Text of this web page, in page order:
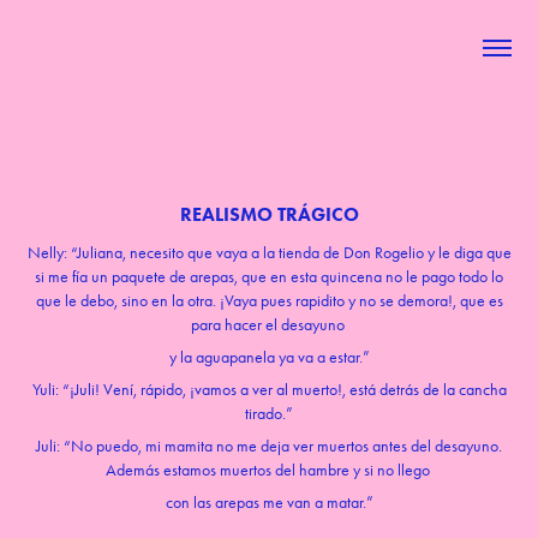
REALISMO TRÁGICO
Nelly: “Juliana, necesito que vaya a la tienda de Don Rogelio y le diga que
si me fía un paquete de arepas, que en esta quincena no le pago todo lo
que le debo, sino en la otra. ¡Vaya pues rapidito y no se demora!, que es
para hacer el desayuno
y la aguapanela ya va a estar.”
Yuli: “¡Juli! Vení, rápido, ¡vamos a ver al muerto!, está detrás de la cancha
tirado.”
Juli: “No puedo, mi mamita no me deja ver muertos antes del desayuno.
Además estamos muertos del hambre y si no llego
con las arepas me van a matar.”